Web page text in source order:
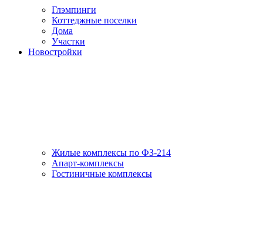
Глэмпинги
Коттеджные поселки
Дома
Участки
Новостройки
Жилые комплексы по ФЗ-214
Апарт-комплексы
Гостиничные комплексы